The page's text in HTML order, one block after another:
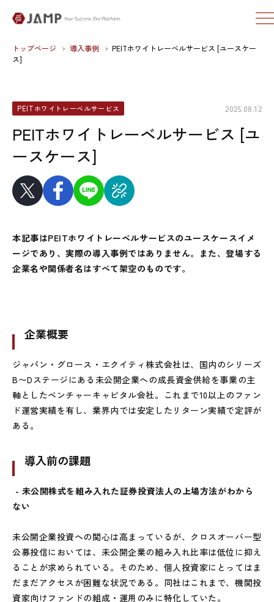
トップページ 導入事例
PEITホワイトレーベルサービス [ユースケー
ス]
PEITホワイトレーベルサービス 2025.08.12
PEITホワイトレーベルサービス [ユ
ースケース]
本記事はPEITホワイトレーベルサービスのユースケースイメ
ージであり、実際の導入事例ではありません。また、登場する
企業名や関係者名はすべて架空のものです。
企業概要
ジャパン・グロース・エクイティ株式会社は、国内のシリーズ
B〜Dステージにある未公開企業への成長資金供給を事業の主
軸としたベンチャーキャピタル会社。これまで10以上のファン
ド運営実績を有し、業界内では安定したリターン実績で定評が
ある。
導入前の課題
- 未公開株式を組み入れた証券投資法人の上場方法がわから
ない
未公開企業投資への関心は高まっているが、クロスオーバー型
公募投信においては、未公開企業の組み入れ比率は低位に抑え
ることが求められている。そのため、個人投資家にとってはま
だまだアクセスが困難な状況である。同社はこれまで、機関投
資家向けファンドの組成・運用のみに特化していた。